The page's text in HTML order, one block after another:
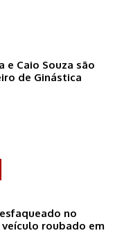
e Caio Souza são
de Ginástica
no
roubado em